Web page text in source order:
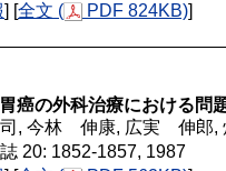
] [全文 ( PDF 824KB)]
癌の外科治療における問
, 今林 伸康, 広実 伸郎
20: 1852-1857, 1987